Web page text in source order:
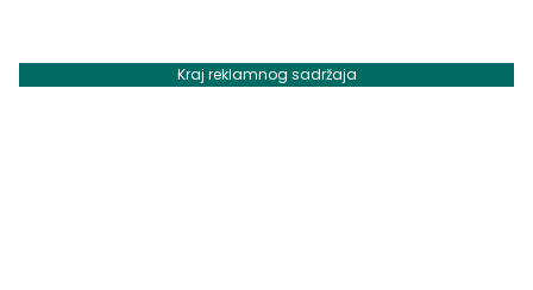
Kraj reklamnog sadržaja